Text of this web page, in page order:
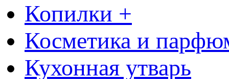
Копилки +
Косметика и
Кухонная утварь